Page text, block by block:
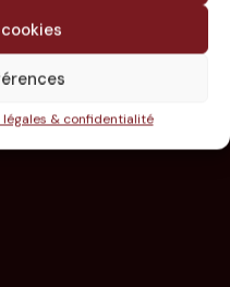
légales & confidentialité